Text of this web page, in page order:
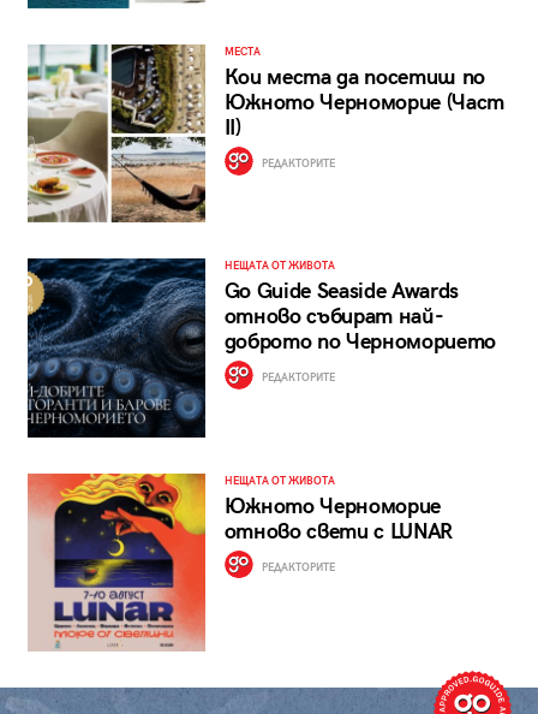
МЕСТА
Кои места да посетиш по
Южното Черноморие (Част
II)
РЕДАКТОРИТЕ
НЕЩАТА ОТ ЖИВОТА
Go Guide Seaside Awards
отново събират най-
доброто по Черноморието
РЕДАКТОРИТЕ
НЕЩАТА ОТ ЖИВОТА
Южното Черноморие
отново свети с LUNAR
РЕДАКТОРИТЕ